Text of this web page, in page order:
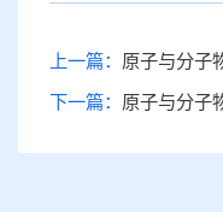
上一篇： 原子与分子物理研
下一篇： 原子与分子物理研